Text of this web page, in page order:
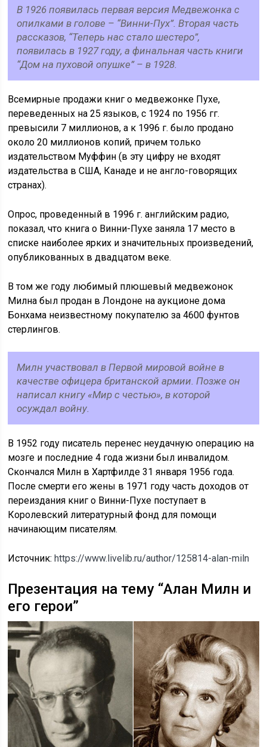
В 1926 появилась первая версия Медвежонка с
опилками в голове – “Винни-Пух”. Вторая часть
рассказов, “Теперь нас стало шестеро”,
появилась в 1927 году, а финальная часть книги
“Дом на пуховой опушке” – в 1928.
Всемирные продажи книг о медвежонке Пухе,
переведенных на 25 языков, с 1924 по 1956 гг.
превысили 7 миллионов, а к 1996 г. было продано
около 20 миллионов копий, причем только
издательством Муффин (в эту цифру не входят
издательства в США, Канаде и не англо-говорящих
странах).
Опрос, проведенный в 1996 г. английским радио,
показал, что книга о Винни-Пухе заняла 17 место в
списке наиболее ярких и значительных произведений,
опубликованных в двадцатом веке.
В том же году любимый плюшевый медвежонок
Милна был продан в Лондоне на аукционе дома
Бонхама неизвестному покупателю за 4600 фунтов
стерлингов.
Милн участвовал в Первой мировой войне в
качестве офицера британской армии. Позже он
написал книгу «Мир с честью», в которой
осуждал войну.
В 1952 году писатель перенес неудачную операцию на
мозге и последние 4 года жизни был инвалидом.
Скончался Милн в Хартфилде 31 января 1956 года.
После смерти его жены в 1971 году часть доходов от
переиздания книг о Винни-Пухе поступает в
Королевский литературный фонд для помощи
начинающим писателям.
Источник:https://www.livelib.ru/author/125814-alan-miln
Презентация на тему “Алан Милн и
его герои”